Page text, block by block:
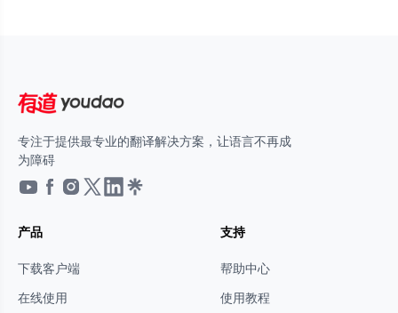
专注于提供最专业的翻译解决方案，让语言不再成
为障碍
产品
下载客户端
在线使用
支持
帮助中心
使用教程